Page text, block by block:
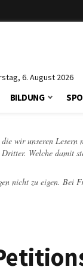
6. August 2026
BILDUNG
wir unseren
Welche damit
nicht zu eigen. Bei